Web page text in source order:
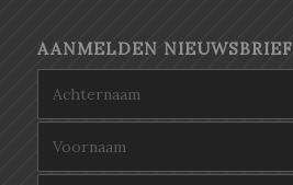
AANMELDEN NIEUWSBRIEF